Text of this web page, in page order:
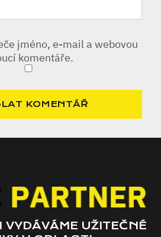
jméno, e-mail a webovou
komentáře.
VYDÁVÁME UŽITEČNÉ